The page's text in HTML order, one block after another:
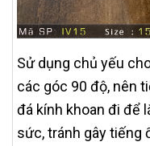
Sử dụng chủ yếu
các góc 90 độ, nên
đá kính khoan đi để
sức, tránh gây tiếng